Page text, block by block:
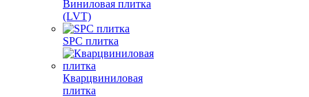
Виниловая плитка
(LVT)
SPC плитка
Кварцвиниловая
плитка